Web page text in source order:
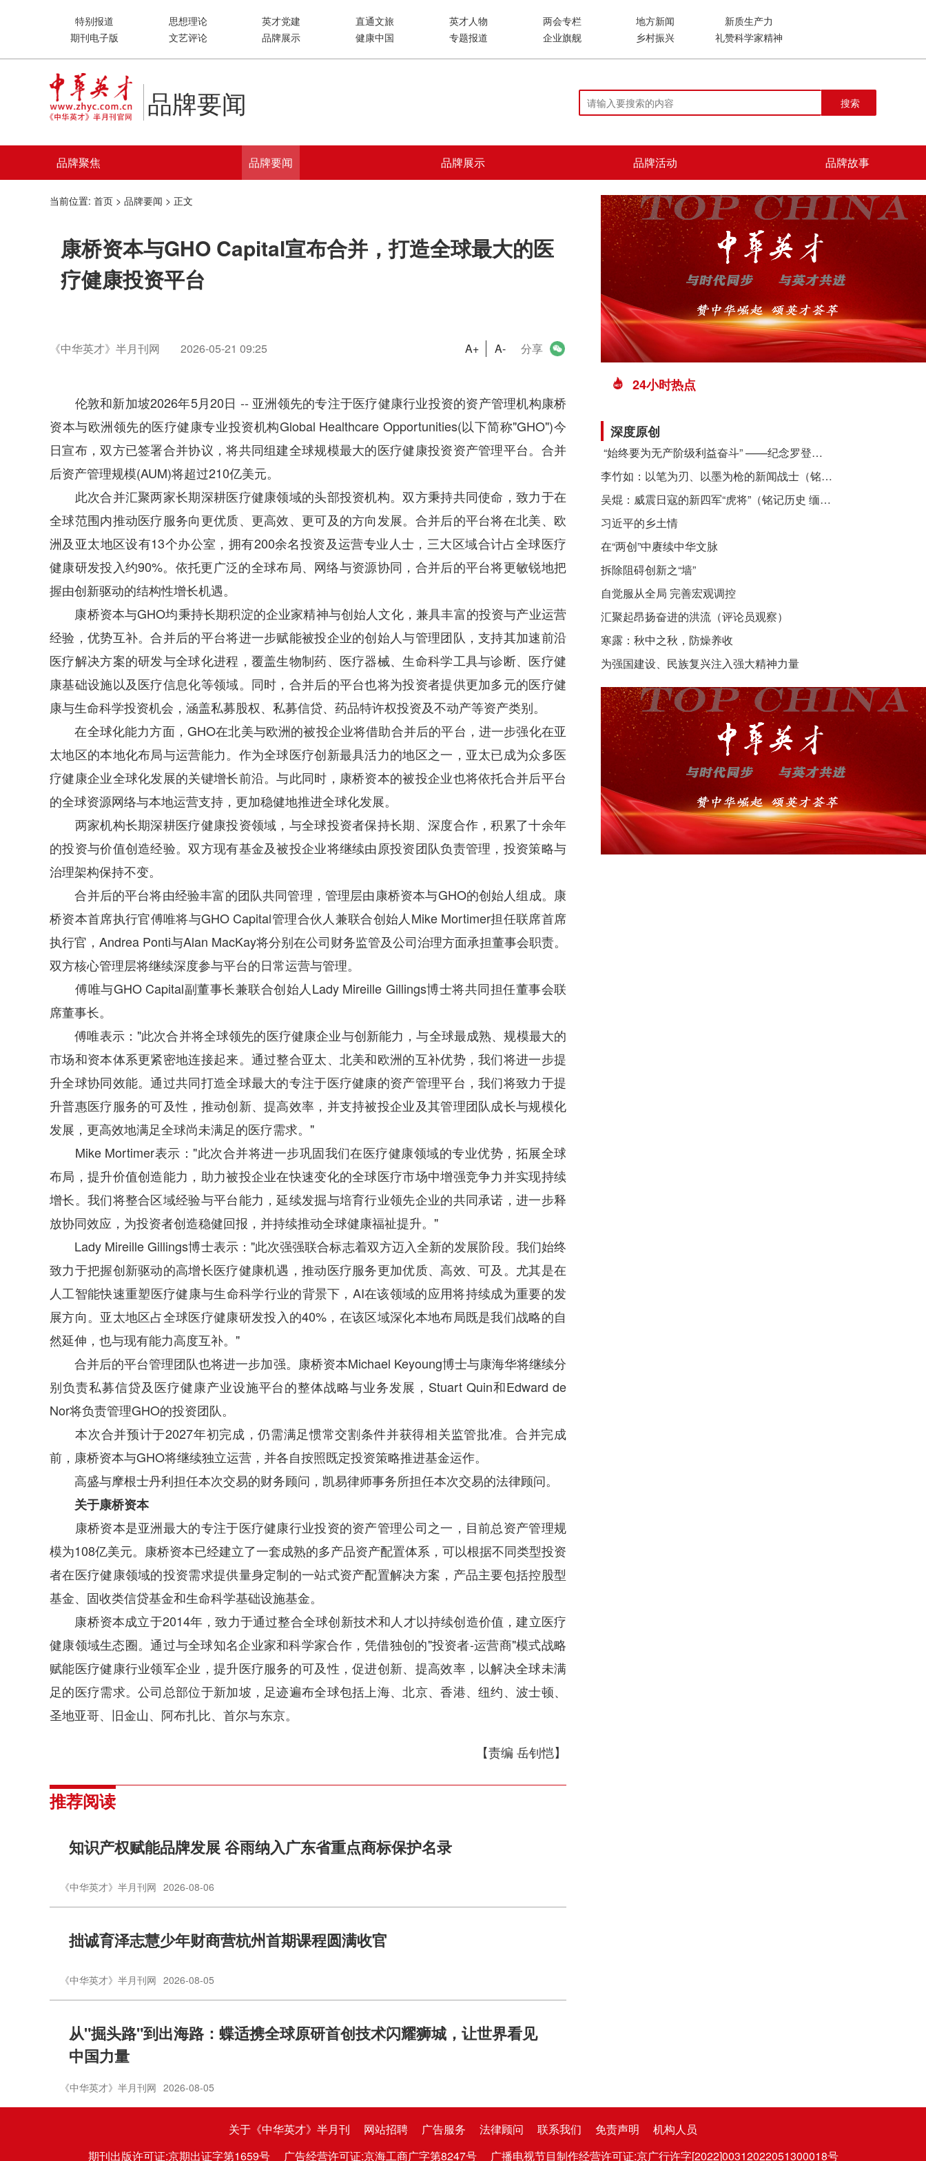
特别报道 思想理论 英才党建 直通文旅 英才人物 两会专栏 地方新闻
新质生产力
期刊电子版
文艺评论 品牌展示 健康中国 专题报道 企业旗舰 乡村振兴 礼赞科学家精神
品牌要闻 搜索
品牌聚焦 品牌要闻 品牌展示 品牌活动 品牌故事
当前位置: 首页 > 品牌要闻 > 正文
康桥资本与GHO Capital宣布合并，打造全球最大的医
疗健康投资平台
《中华英才》半月刊网 2026-05-21 09:25 A+ A- 分享
伦敦和新加坡2026年5月20日 -- 亚洲领先的专注于医疗健康行业投资的资产管理机构康桥
资本与欧洲领先的医疗健康专业投资机构Global Healthcare Opportunities(以下简称"GHO")今
日宣布，双方已签署合并协议，将共同组建全球规模最大的医疗健康投资资产管理平台。合并
后资产管理规模(AUM)将超过210亿美元。
此次合并汇聚两家长期深耕医疗健康领域的头部投资机构。双方秉持共同使命，致力于在
全球范围内推动医疗服务向更优质、更高效、更可及的方向发展。合并后的平台将在北美、欧
洲及亚太地区设有13个办公室，拥有200余名投资及运营专业人士，三大区域合计占全球医疗
健康研发投入约90%。依托更广泛的全球布局、网络与资源协同，合并后的平台将更敏锐地把
握由创新驱动的结构性增长机遇。
康桥资本与GHO均秉持长期积淀的企业家精神与创始人文化，兼具丰富的投资与产业运营
经验，优势互补。合并后的平台将进一步赋能被投企业的创始人与管理团队，支持其加速前沿
医疗解决方案的研发与全球化进程，覆盖生物制药、医疗器械、生命科学工具与诊断、医疗健
康基础设施以及医疗信息化等领域。同时，合并后的平台也将为投资者提供更加多元的医疗健
康与生命科学投资机会，涵盖私募股权、私募信贷、药品特许权投资及不动产等资产类别。
在全球化能力方面，GHO在北美与欧洲的被投企业将借助合并后的平台，进一步强化在亚
太地区的本地化布局与运营能力。作为全球医疗创新最具活力的地区之一，亚太已成为众多医
疗健康企业全球化发展的关键增长前沿。与此同时，康桥资本的被投企业也将依托合并后平台
的全球资源网络与本地运营支持，更加稳健地推进全球化发展。
两家机构长期深耕医疗健康投资领域，与全球投资者保持长期、深度合作，积累了十余年
的投资与价值创造经验。双方现有基金及被投企业将继续由原投资团队负责管理，投资策略与
治理架构保持不变。
合并后的平台将由经验丰富的团队共同管理，管理层由康桥资本与GHO的创始人组成。康
桥资本首席执行官傅唯将与GHO Capital管理合伙人兼联合创始人Mike Mortimer担任联席首席
执行官，Andrea Ponti与Alan MacKay将分别在公司财务监管及公司治理方面承担董事会职责。
双方核心管理层将继续深度参与平台的日常运营与管理。
傅唯与GHO Capital副董事长兼联合创始人Lady Mireille Gillings博士将共同担任董事会联
席董事长。
傅唯表示："此次合并将全球领先的医疗健康企业与创新能力，与全球最成熟、规模最大的
市场和资本体系更紧密地连接起来。通过整合亚太、北美和欧洲的互补优势，我们将进一步提
升全球协同效能。通过共同打造全球最大的专注于医疗健康的资产管理平台，我们将致力于提
升普惠医疗服务的可及性，推动创新、提高效率，并支持被投企业及其管理团队成长与规模化
发展，更高效地满足全球尚未满足的医疗需求。"
Mike Mortimer表示："此次合并将进一步巩固我们在医疗健康领域的专业优势，拓展全球
布局，提升价值创造能力，助力被投企业在快速变化的全球医疗市场中增强竞争力并实现持续
增长。我们将整合区域经验与平台能力，延续发掘与培育行业领先企业的共同承诺，进一步释
放协同效应，为投资者创造稳健回报，并持续推动全球健康福祉提升。"
Lady Mireille Gillings博士表示："此次强强联合标志着双方迈入全新的发展阶段。我们始终
致力于把握创新驱动的高增长医疗健康机遇，推动医疗服务更加优质、高效、可及。尤其是在
人工智能快速重塑医疗健康与生命科学行业的背景下，AI在该领域的应用将持续成为重要的发
展方向。亚太地区占全球医疗健康研发投入的40%，在该区域深化本地布局既是我们战略的自
然延伸，也与现有能力高度互补。"
合并后的平台管理团队也将进一步加强。康桥资本Michael Keyoung博士与康海华将继续分
别负责私募信贷及医疗健康产业设施平台的整体战略与业务发展，Stuart Quin和Edward de
Nor将负责管理GHO的投资团队。
本次合并预计于2027年初完成，仍需满足惯常交割条件并获得相关监管批准。合并完成
前，康桥资本与GHO将继续独立运营，并各自按照既定投资策略推进基金运作。
高盛与摩根士丹利担任本次交易的财务顾问，凯易律师事务所担任本次交易的法律顾问。
关于康桥资本
康桥资本是亚洲最大的专注于医疗健康行业投资的资产管理公司之一，目前总资产管理规
模为108亿美元。康桥资本已经建立了一套成熟的多产品资产配置体系，可以根据不同类型投资
者在医疗健康领域的投资需求提供量身定制的一站式资产配置解决方案，产品主要包括控股型
基金、固收类信贷基金和生命科学基础设施基金。
康桥资本成立于2014年，致力于通过整合全球创新技术和人才以持续创造价值，建立医疗
健康领域生态圈。通过与全球知名企业家和科学家合作，凭借独创的"投资者-运营商"模式战略
赋能医疗健康行业领军企业，提升医疗服务的可及性，促进创新、提高效率，以解决全球未满
足的医疗需求。公司总部位于新加坡，足迹遍布全球包括上海、北京、香港、纽约、波士顿、
圣地亚哥、旧金山、阿布扎比、首尔与东京。
【责编 岳钊恺】
推荐阅读
知识产权赋能品牌发展 谷雨纳入广东省重点商标保护名录
《中华英才》半月刊网 2026-08-06
拙诚育泽志慧少年财商营杭州首期课程圆满收官
《中华英才》半月刊网 2026-08-05
从"掘头路"到出海路：蝶适携全球原研首创技术闪耀狮城，让世界看见
中国力量
《中华英才》半月刊网 2026-08-05
24小时热点
深度原创
​ “始终要为无产阶级利益奋斗” ——纪念罗登贤同志诞辰120周年
李竹如：以笔为刃、以墨为枪的新闻战士（铭记历史 缅怀先烈·抗日英雄）
吴焜：威震日寇的新四军“虎将”（铭记历史 缅怀先烈·抗日英雄）
习近平的乡土情
在“两创”中赓续中华文脉
拆除阻碍创新之“墙”
自觉服从全局 完善宏观调控
汇聚起昂扬奋进的洪流（评论员观察）
寒露：秋中之秋，防燥养收
为强国建设、民族复兴注入强大精神力量
关于《中华英才》半月刊 网站招聘 广告服务 法律顾问 联系我们 免责声明
机构人员
期刊出版许可证:京期出证字第1659号
广告经营许可证:京海工商广字第8247号 广播电视节目制作经营许可证:京广行许字[2022]00312022051300018号